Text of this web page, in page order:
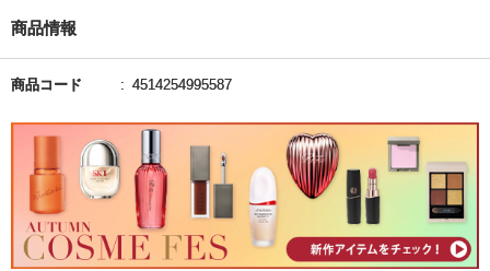
商品情報
商品コード 4514254995587